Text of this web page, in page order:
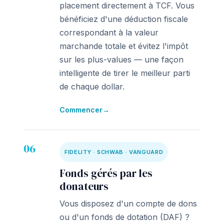
placement directement à TCF. Vous
bénéficiez d'une déduction fiscale
correspondant à la valeur
marchande totale et évitez l'impôt
sur les plus-values — une façon
intelligente de tirer le meilleur parti
de chaque dollar.
Commencer→
06 FIDELITY · SCHWAB · VANGUARD
Fonds gérés par les
donateurs
Vous disposez d'un compte de dons
ou d'un fonds de dotation (DAF) ?